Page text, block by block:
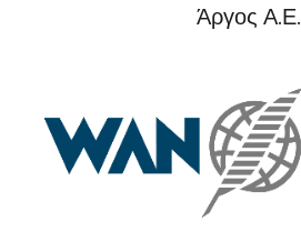
Άργος Α.Ε.